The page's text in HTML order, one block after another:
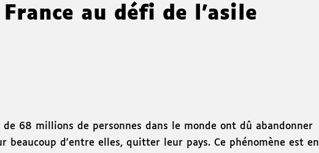
au défi de l'asile
68 millions de personnes dans le monde ont dû abandonner
beaucoup d'entre elles, quitter leur pays. Ce phénomène est en